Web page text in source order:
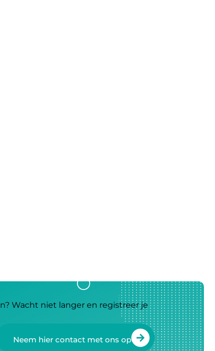
Wacht niet langer en registreer je
Neem hier contact met ons op